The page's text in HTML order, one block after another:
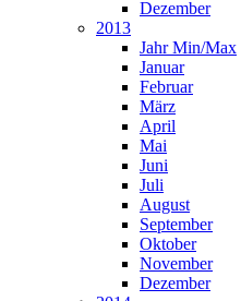
Dezember
2013
Jahr Min/Max
Januar
Februar
März
April
Mai
Juni
Juli
August
September
Oktober
November
Dezember